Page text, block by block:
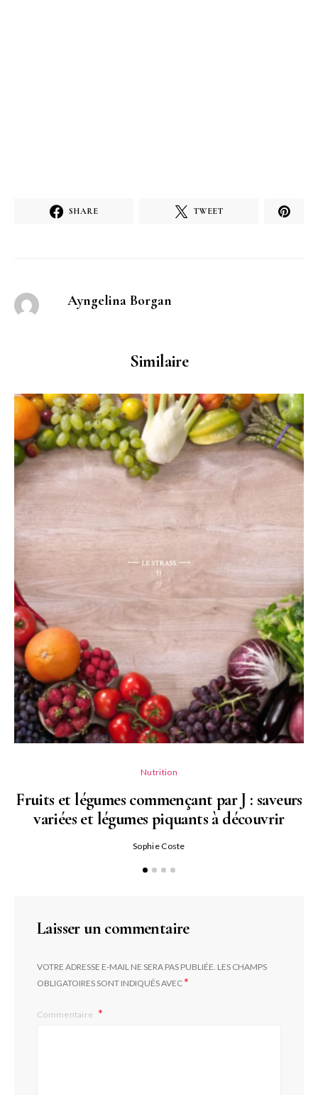
SHARE TWEET
Ayngelina Borgan
Similaire
Nutrition
Fruits et légumes commençant par J : saveurs
variées et légumes piquants à découvrir
Sophie Coste
Laisser un commentaire
VOTRE ADRESSE E-MAIL NE SERA PAS PUBLIÉE. LES CHAMPS
OBLIGATOIRES SONT INDIQUÉS AVEC*
Commentaire